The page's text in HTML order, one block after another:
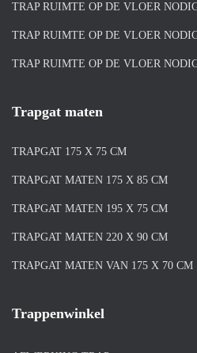
TRAP RUIMTE OP DE VLOER
TRAP RUIMTE OP DE VLOER
TRAP RUIMTE OP DE VLOER
Trapgat maten
TRAPGAT 175 X 75 CM
TRAPGAT MATEN 175 X 85 CM
TRAPGAT MATEN 195 X 75 CM
TRAPGAT MATEN 220 X 90 CM
TRAPGAT MATEN VAN 175 X 70 CM
Trappenwinkel